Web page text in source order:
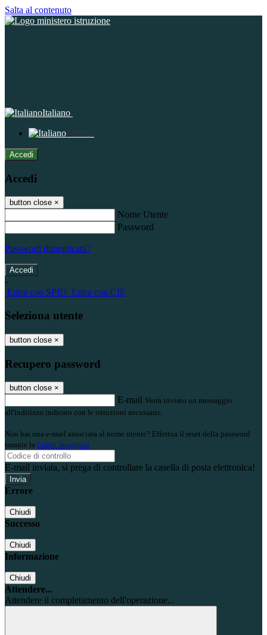
Salta al contenuto
Italiano
Italiano
Accedi
Accedi
button close ×
Nome Utente
Password
Password dimenticata?
-
Entra con SPID Entra con CIE
Seleziona utente
button close ×
Recupero password
button close ×
E-mail Verrà inviato un messaggio
all'indirizzo indicato con le istruzioni necessarie.
Non hai una e-mail associata al nome utente? Effettua il reset della password
tramite la Login Spaggiari
E-mail inviata, si prega di controllare la casella di posta elettronica!
Errore
Chiudi
Successo
Chiudi
Informazione
Chiudi
Attendere...
Attendere il completamento dell'operazione...